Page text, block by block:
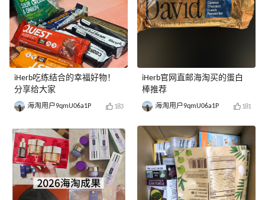
iHerb吃练结合的幸福好物！
分享给大家
海淘用户9qmU06a1P 183
iHerb官网直邮海淘买的蛋白
棒推荐
海淘用户9qmU06a1P 181